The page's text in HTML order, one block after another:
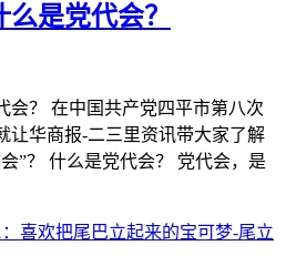
么是党代会？
会？ 在中国共产党四平市第八次
让华商报-二三里资讯带大家了解
”？ 什么是党代会？ 党代会，是